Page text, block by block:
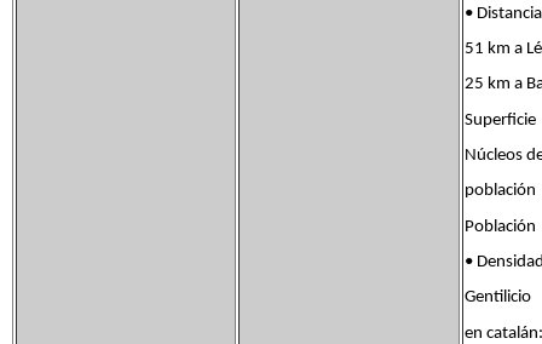
•
51 km a
25 km a
Núcleos
•
en